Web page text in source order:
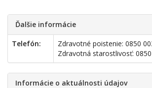
Ďalšie informácie
Telefón:
Zdravotné poistenie: 0850
Zdravotná starostlivosť:
Informácie o aktuálnosti údajov